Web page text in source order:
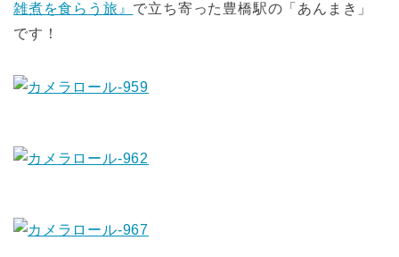
雑煮を食らう旅』 で立ち寄った豊橋駅の「あんまき」
です！